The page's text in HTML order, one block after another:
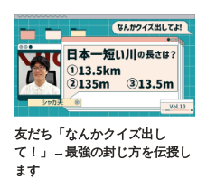
友だち「なんかクイズ出し
て！」→最強の封じ方を伝授し
ます